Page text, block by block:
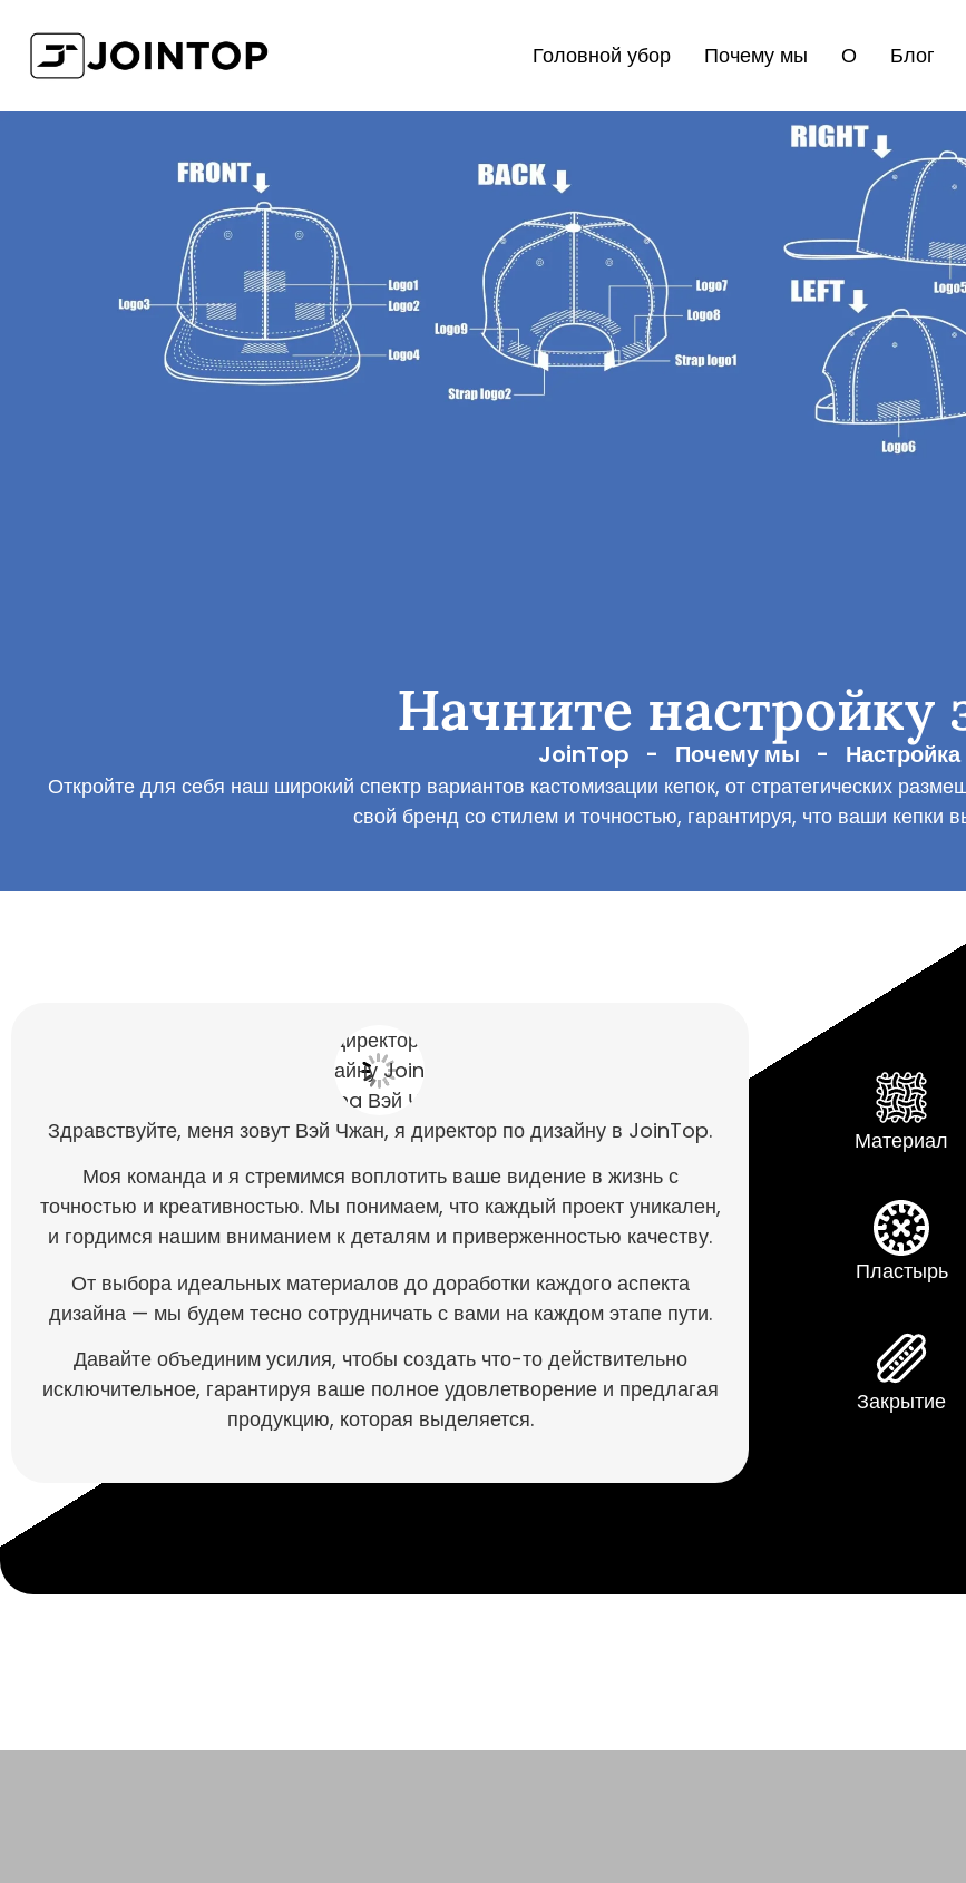
Головной убор Почему мы О Блог
Начните настройку
JoinTop - Почему мы - Настройка
Откройте для себя наш широкий спектр вариантов кастомизации кепок, от стратегических
свой бренд со стилем и точностью, гарантируя, что ваши кепки
Здравствуйте, меня зовут Вэй Чжан, я директор по дизайну в JoinTop.
Моя команда и я стремимся воплотить ваше видение в жизнь с
точностью и креативностью. Мы понимаем, что каждый проект уникален,
и гордимся нашим вниманием к деталям и приверженностью качеству.
От выбора идеальных материалов до доработки каждого аспекта
дизайна — мы будем тесно сотрудничать с вами на каждом этапе пути.
Давайте объединим усилия, чтобы создать что-то действительно
исключительное, гарантируя ваше полное удовлетворение и предлагая
продукцию, которая выделяется.
Материал
Пластырь
Закрытие